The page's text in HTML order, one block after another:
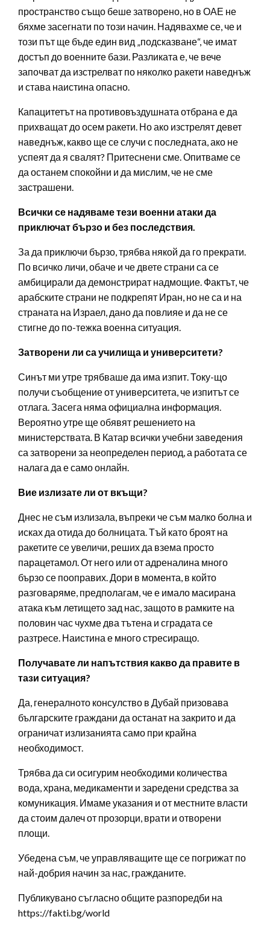
пространство също беше затворено, но в ОАЕ не
бяхме засегнати по този начин. Надявахме се, че и
този път ще бъде един вид „подсказване“, че имат
достъп до военните бази. Разликата е, че вече
започват да изстрелват по няколко ракети наведнъж
и става наистина опасно.
Капацитетът на противовъздушната отбрана е да
прихващат до осем ракети. Но ако изстрелят девет
наведнъж, какво ще се случи с последната, ако не
успеят да я свалят? Притеснени сме. Опитваме се
да останем спокойни и да мислим, че не сме
застрашени.
Всички се надяваме тези военни атаки да
приключат бързо и без последствия.
За да приключи бързо, трябва някой да го прекрати.
По всичко личи, обаче и че двете страни са се
амбицирали да демонстрират надмощие. Фактът, че
арабските страни не подкрепят Иран, но не са и на
страната на Израел, дано да повлияе и да не се
стигне до по-тежка военна ситуация.
Затворени ли са училища и университети?
Синът ми утре трябваше да има изпит. Току-що
получи съобщение от университета, че изпитът се
отлага. Засега няма официална информация.
Вероятно утре ще обявят решението на
министерствата. В Катар всички учебни заведения
са затворени за неопределен период, а работата се
налага да е само онлайн.
Вие излизате ли от вкъщи?
Днес не съм излизала, въпреки че съм малко болна и
исках да отида до болницата. Тъй като броят на
ракетите се увеличи, реших да взема просто
парацетамол. От него или от адреналина много
бързо се пооправих. Дори в момента, в който
разговаряме, предполагам, че е имало масирана
атака към летището зад нас, защото в рамките на
половин час чухме два тътена и сградата се
разтресе. Наистина е много стресиращо.
Получавате ли напътствия какво да правите в
тази ситуация?
Да, генералното консулство в Дубай призовава
българските граждани да останат на закрито и да
ограничат излизанията само при крайна
необходимост.
Трябва да си осигурим необходими количества
вода, храна, медикаменти и заредени средства за
комуникация. Имаме указания и от местните власти
да стоим далеч от прозорци, врати и отворени
площи.
Убедена съм, че управляващите ще се погрижат по
най-добрия начин за нас, гражданите.
Публикувано съгласно общите разпоредби на
https://fakti.bg/world